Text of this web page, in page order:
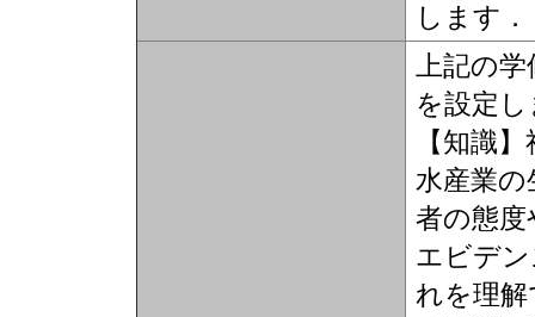
します．
上記の
を設定
【知識
水産業
者の態
エビデ
れを理